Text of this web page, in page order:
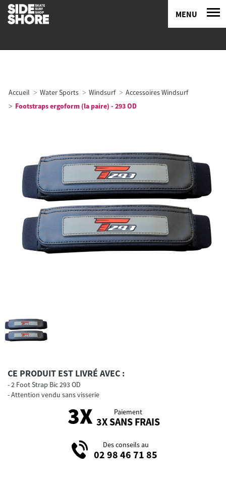
MENU
Accueil Water Sports Windsurf
Accessoires Windsurf
Footstraps ergoform (la paire) - 293 OD
CE PRODUIT EST LIVRÉ AVEC :
2 Foot Strap Bic 293 OD
Attention vendu sans visserie
Paiement
3X SANS FRAIS
Des conseils au
02 98 46 71 85